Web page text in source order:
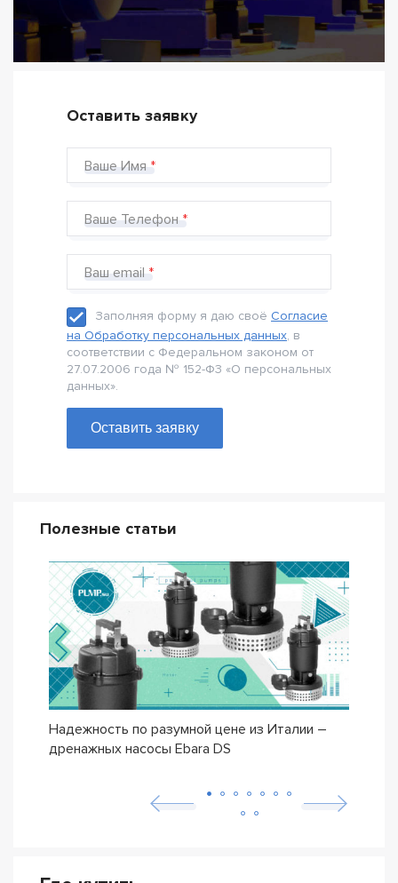
Оставить заявку
Ваше Имя
Ваше Телефон
Ваш email
Заполняя форму я даю своё Согласие
на Обработку персональных данных, в
соответствии с Федеральном законом от
27.07.2006 года № 152-Ф3 «О персональных
данных».
Оставить заявку
Полезные статьи
Надежность по разумной цене из Италии –
дренажных насосы Ebara DS